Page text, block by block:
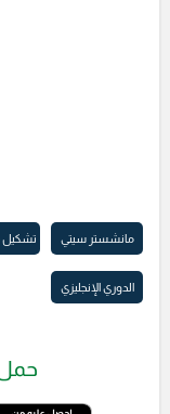
مانشستر سيتي تشكيل
الدوري الإنجليزي